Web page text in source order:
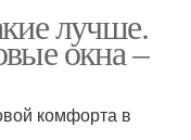
лучше.
окна –
комфорта в